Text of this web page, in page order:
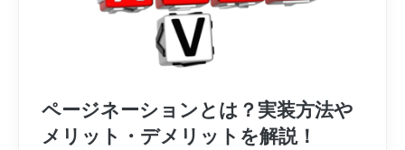
ページネーションとは？実装方法や
メリット・デメリットを解説！